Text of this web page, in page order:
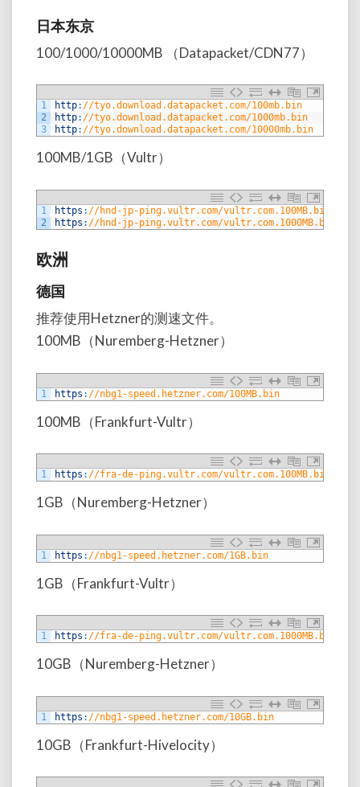
日本东京
100/1000/10000MB （Datapacket/CDN77）
1
2
3
http: //tyo.download.datapacket.com/100mb.bin
http: //tyo.download.datapacket.com/1000mb.bin
http: //tyo.download.datapacket.com/10000mb.bin
100MB/1GB（Vultr）
1
2
https : //hnd-jp-ping.vultr.com/vultr.com.100MB.bin
https : //hnd-jp-ping.vultr.com/vultr.com.1000MB.bin
欧洲
德国
推荐使用Hetzner的测速文件。
100MB（Nuremberg-Hetzner）
1 https : //nbg1-speed.hetzner.com/100MB.bin
100MB（Frankfurt-Vultr）
1 https : //fra-de-ping.vultr.com/vultr.com.100MB.bin
1GB（Nuremberg-Hetzner）
1 https : //nbg1-speed.hetzner.com/1GB.bin
1GB（Frankfurt-Vultr）
1 https : //fra-de-ping.vultr.com/vultr.com.1000MB.bin
10GB（Nuremberg-Hetzner）
1 https : //nbg1-speed.hetzner.com/10GB.bin
10GB（Frankfurt-Hivelocity）